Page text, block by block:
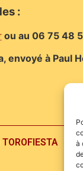
à
:
ou au 06 75 48
à Paul